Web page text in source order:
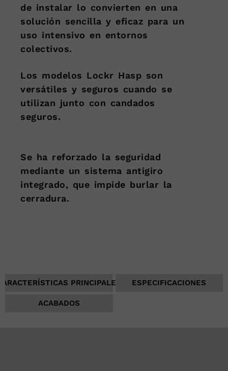
de instalar lo convierten en una
solución sencilla y eficaz para un
uso intensivo en entornos
colectivos.
Los modelos Lockr Hasp son
versátiles y seguros cuando se
utilizan junto con candados
seguros.
Se ha reforzado la seguridad
mediante un sistema antigiro
integrado, que impide burlar la
cerradura.
PRINCIPALES ESPECIFICACIONES
ACABADOS